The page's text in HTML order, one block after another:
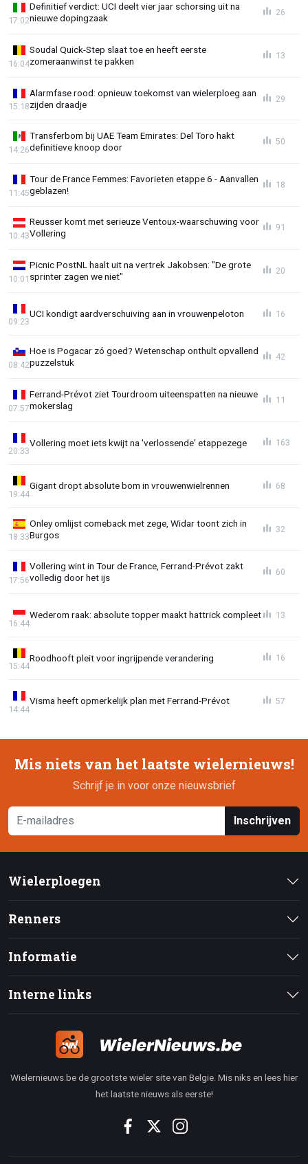
Definitief verdict: UCI deelt vier jaar schorsing uit na
nieuwe dopingzaak
17:02
26
Soudal Quick-Step slaat toe en heeft eerste
zomeraanwinst te pakken
16:04
13
Alarmfase rood: opnieuw toekomst van wielerploeg aan
zijden draadje
15:18
29
Transferbom bij UAE Team Emirates: Del Toro hakt
definitieve knoop door
14:26
50
Tour de France Femmes: Favorieten etappe 6 - Aanvallen
geblazen!
11:45
18
Reusser komt met serieuze Ventoux-waarschuwing voor
Vollering
10:43
91
Picnic PostNL haalt uit na vertrek Jakobsen: "De grote
sprinter zagen we niet"
10:01
20
UCI kondigt aardverschuiving aan in vrouwenpeloton
09:23
16
Hoe is Pogacar zó goed? Wetenschap onthult opvallend
puzzelstuk
08:42
42
Ferrand-Prévot ziet Tourdroom uiteenspatten na nieuwe
mokerslag
07:57
11
Vollering moet iets kwijt na 'verlossende' etappezege
20:33
163
Gigant dropt absolute bom in vrouwenwielrennen
19:44
68
Onley omlijst comeback met zege, Widar toont zich in
Burgos
18:33
32
Vollering wint in Tour de France, Ferrand-Prévot zakt
volledig door het ijs
17:56
60
Wederom raak: absolute topper maakt hattrick compleet
16:44
13
Roodhooft pleit voor ingrijpende verandering
15:44
16
Visma heeft opmerkelijk plan met Ferrand-Prévot
14:44
57
Mis niets van het laatste wielernieuws!
Schrijf je in voor onze nieuwsbrief
Inschrijven
Wielerploegen
Renners
Informatie
Interne links
Wielernieuws.be de grootste wieler site van Belgie. Mis niks en lees hier
het laatste nieuws als eerste!